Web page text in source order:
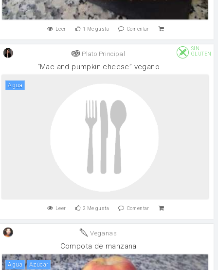
Leer 1 Me gusta Comentar
Plato Principal
SIN
GLUTEN
“Mac and pumpkin-cheese” vegano
agua
Leer 2 Me gusta Comentar
Veganas
Compota de manzana
agua Azúcar